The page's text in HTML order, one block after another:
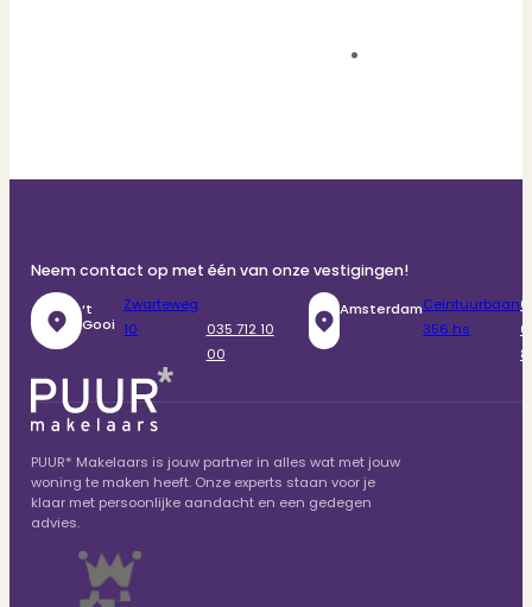
Neem contact op met één van onze vestigingen!
‘t
Gooi
Zwarteweg
10
035 712 10
00
AmsterdamCeintuurbaan
356 hs
PUUR* Makelaars is jouw partner in alles wat met jouw
woning te maken heeft. Onze experts staan voor je
klaar met persoonlijke aandacht en een gedegen
advies.